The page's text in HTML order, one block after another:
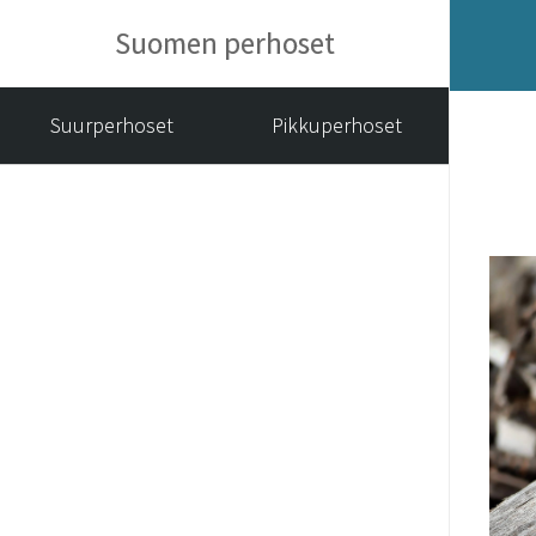
Suomen perhoset
Suurperhoset Pikkuperhoset